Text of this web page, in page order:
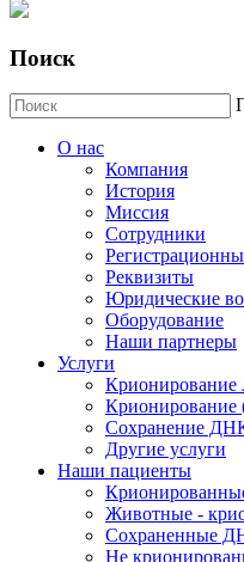
Поиск
О нас
Компания
История
Миссия
Сотрудники
Реквизиты
Юридические
Оборудование
Наши партнеры
Услуги
Крионирование
Крионирование
Сохранение
Другие услуги
Наши пациенты
Животные -
Сохраненные
Не